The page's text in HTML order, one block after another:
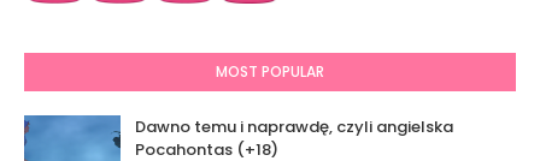
MOST POPULAR
Dawno temu i naprawdę, czyli angielska
Pocahontas (+18)